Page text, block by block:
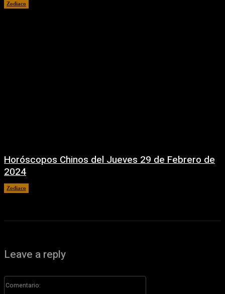
Zodiaco
Horóscopos Chinos del Jueves 29 de Febrero de
2024
Zodiaco
Leave a reply
Comentario: